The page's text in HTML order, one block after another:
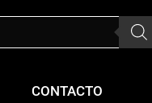
CONTACTO